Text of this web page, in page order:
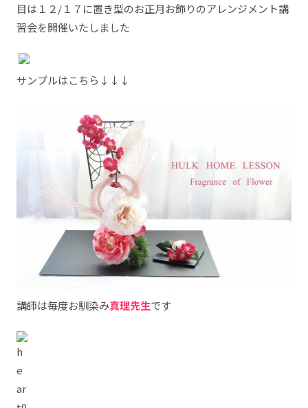
目は１２/１７に置き型のお正月お飾りのアレンジメント講
習会を開催いたしました
サンプルはこちら↓↓↓
講師は毎度お馴染み真理先生です